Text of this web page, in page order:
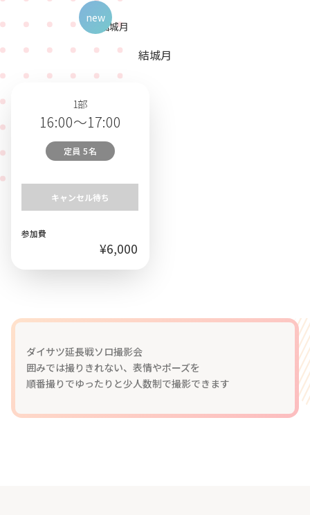
結城月
new
1部
16:00～17:00
定員 5名
キャンセル待ち
参加費
¥6,000
ダイサツ延長戦ソロ撮影会
囲みでは撮りきれない、表情やポーズを
順番撮りでゆったりと少人数制で撮影できます